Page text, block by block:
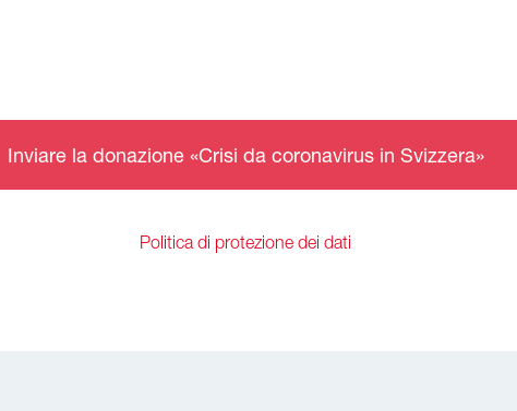
Inviare la donazione «Crisi da coronavirus in Svizzera»
Politica di protezione dei dati